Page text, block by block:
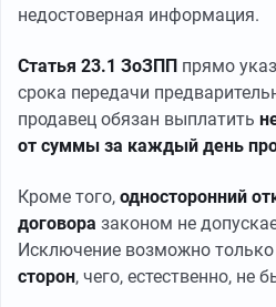
недостоверная информация.
Статья 23.1 ЗоЗПП прямо
срока передачи
продавец обязан выплатить
от суммы за каждый день
Кроме того, односторонний
договора законом не
Исключение возможно только
сторон, чего, естественно, не